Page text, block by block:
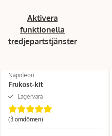
Aktivera
funktionella
tredjepartstjänster
Napoleon
Frukost-kit
Lagervara
(3 omdömen)